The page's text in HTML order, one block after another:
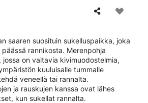
saaren suosituin sukelluspaikka, joka
rannikosta. Merenpohja
on valtavia kivimuodostelmia,
kuuluisalle tummalle
veneellä tai rannalta.
ja rauskujen kanssa ovat lähes
kun sukellat rannalta.